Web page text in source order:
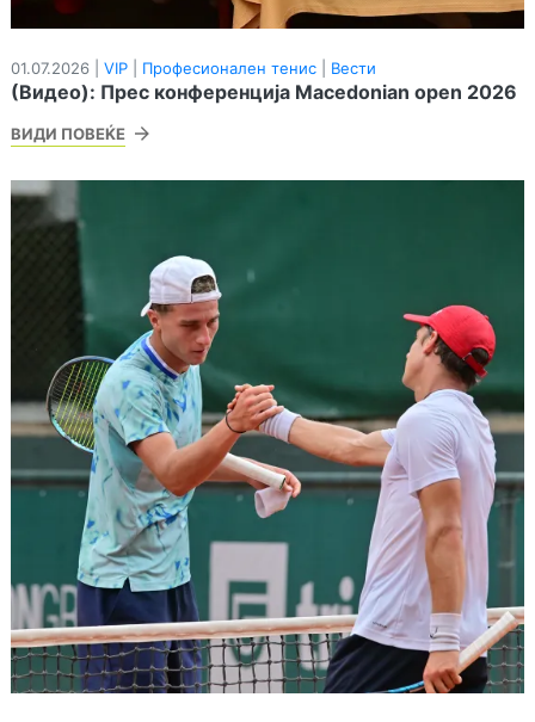
01.07.2026 | VIP Професионален тенис Вести
(Видео): Прес конференција Macedonian open 2026
ВИДИ ПОВЕЌЕ